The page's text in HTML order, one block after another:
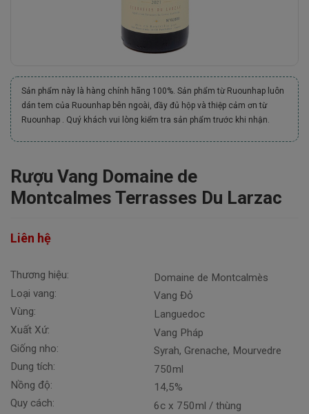
Sản phẩm này là hàng chính hãng 100%. Sản phẩm từ Ruounhap luôn
dán tem của Ruounhap bên ngoài, đầy đủ hộp và thiệp cảm ơn từ
Ruounhap . Quý khách vui lòng kiểm tra sản phẩm trước khi nhận.
Rượu Vang Domaine de
Montcalmes Terrasses Du Larzac
Liên hệ
Thương hiệu:
Loại vang:
Vùng:
Xuất Xứ:
Giống nho:
Dung tích:
Nồng độ:
Quy cách:
Domaine de Montcalmès
Vang Đỏ
Languedoc
Vang Pháp
Syrah, Grenache, Mourvedre
750ml
14,5%
6c x 750ml / thùng